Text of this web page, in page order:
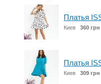
Платья
Киев 360 грн
Платья
Киев 309 грн